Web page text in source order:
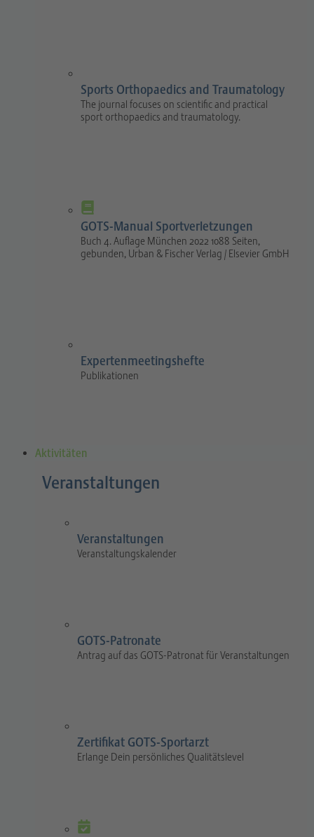
Sports Orthopaedics and Traumatology
The journal focuses on scientific and practical
sport orthopaedics and traumatology.
GOTS-Manual Sportverletzungen
Buch 4. Auflage München 2022 1088 Seiten,
gebunden, Urban & Fischer Verlag / Elsevier GmbH
Expertenmeetingshefte
Publikationen
Aktivitäten
Veranstaltungen
Veranstaltungen
Veranstaltungskalender
GOTS-Patronate
Antrag auf das GOTS-Patronat für Veranstaltungen
Zertifikat GOTS-Sportarzt
Erlange Dein persönliches Qualitätslevel